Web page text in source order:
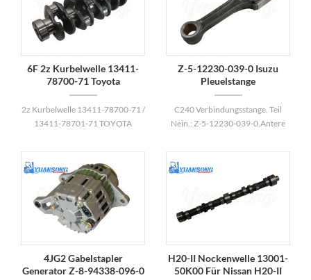
6F 2z Kurbelwelle 13411-
78700-71 Toyota
Gabelstapler Kurbelwelle
2z Kurbelwelle 13411-78700-71 /
13411-78701-71 TOYOTA
für 6-8fd2z Toyota Gabelstapler
Motor.
Z-5-12230-039-0 Isuzu
Pleuelstange
C240 Verbindungsstange, Teil
Nein.: Z-5-12230-039-0.Antere
4JG2 Gabelstapler
Generator Z-8-94338-096-0
H20-II Nockenwelle 13001-
50K00 Für Nissan H20-II